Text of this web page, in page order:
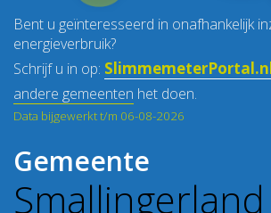
Bent u geïnteresseerd in onafhankelijk
energieverbruik?
Schrijf u in op:
andere gemeenten het doen.
Data bijgewerkt t/m 06-08-2026
Gemeente
Smallingerland